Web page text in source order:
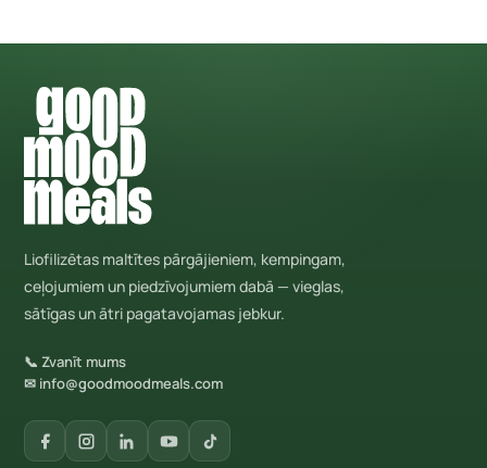
Liofilizētas maltītes pārgājieniem, kempingam,
ceļojumiem un piedzīvojumiem dabā — vieglas,
sātīgas un ātri pagatavojamas jebkur.
📞 Zvanīt mums
✉ info@goodmoodmeals.com